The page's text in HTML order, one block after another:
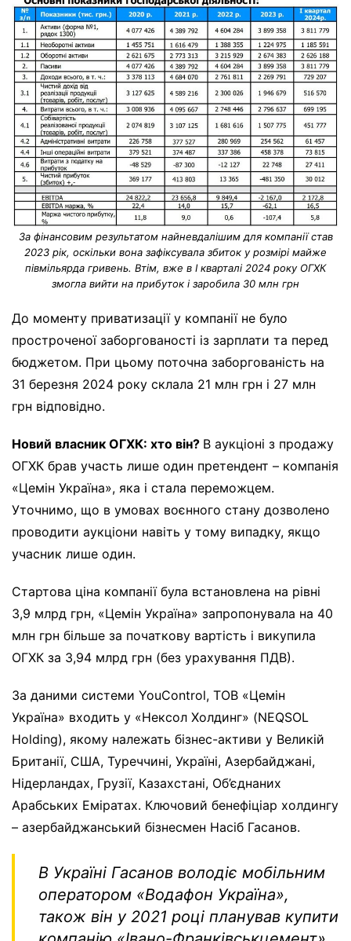
За фінансовим результатом найневдалішим для компанії став
2023 рік, оскільки вона зафіксувала збиток у розмірі майже
півмільярда гривень. Втім, вже в І кварталі 2024 року ОГХК
змогла вийти на прибуток і заробила 30 млн грн
До моменту приватизації у компанії не було
простроченої заборгованості із зарплати та перед
бюджетом. При цьому поточна заборгованість на
31 березня 2024 року склала 21 млн грн і 27 млн
грн відповідно.
Новий власник ОГХК: хто він? В аукціоні з продажу
ОГХК брав участь лише один претендент – компанія
«Цемін Україна», яка і стала переможцем.
Уточнимо, що в умовах воєнного стану дозволено
проводити аукціони навіть у тому випадку, якщо
учасник лише один.
Стартова ціна компанії була встановлена на рівні
3,9 млрд грн, «Цемін Україна» запропонувала на 40
млн грн більше за початкову вартість і викупила
ОГХК за 3,94 млрд грн (без урахування ПДВ).
За даними системи YouControl, ТОВ «Цемін
Україна» входить у «Нексол Холдинг» (NEQSOL
Holding), якому належать бізнес-активи у Великій
Британії, США, Туреччині, Україні, Азербайджані,
Нідерландах, Грузії, Казахстані, Об’єднаних
Арабських Еміратах. Ключовий бенефіціар холдингу
– азербайджанський бізнесмен Насіб Гасанов.
В Україні Гасанов володіє мобільним
оператором «Водафон Україна»,
також він у 2021 році планував купити